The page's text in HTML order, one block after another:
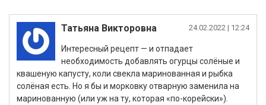
Татьяна Викторовна |
Интересный рецепт — и отпадает
необходимость добавлять огурцы солёные и
квашеную капусту, коли свекла маринованная и рыбка
солёная есть. Но я бы и морковку отварную заменила на
маринованную (или уж на ту, которая «по-корейски»).